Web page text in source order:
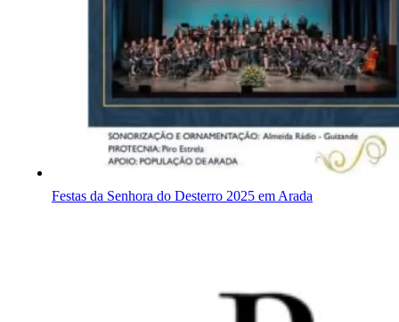
Festas da Senhora do Desterro 2025 em Arada